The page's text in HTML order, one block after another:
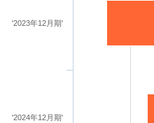
'2023年12月期'
'2024年12月期'